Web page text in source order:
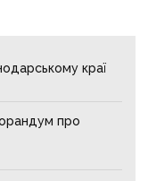
краї
про